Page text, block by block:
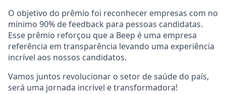
O objetivo do prêmio foi reconhecer empresas com no
mínimo 90% de feedback para pessoas candidatas.
Esse prêmio reforçou que a Beep é uma empresa
referência em transparência levando uma experiência
incrível aos nossos candidatos.
Vamos juntos revolucionar o setor de saúde do país,
será uma jornada incrível e transformadora!